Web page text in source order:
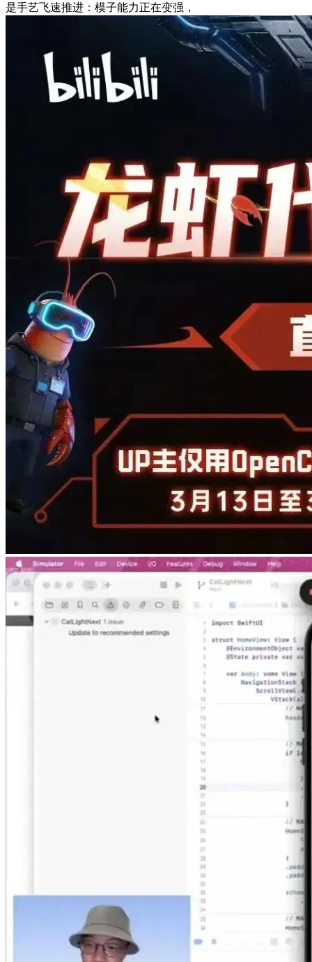
是手艺飞速推进：模子能力正在变强，